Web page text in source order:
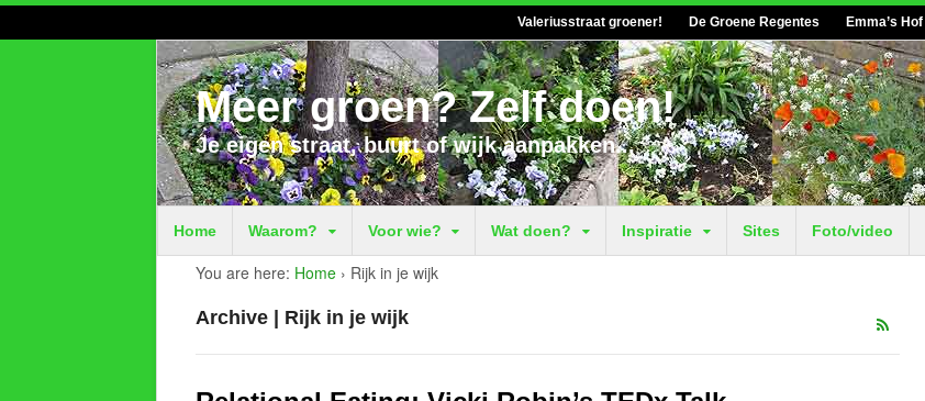
Valeriusstraat groener! De Groene Regentes Emma’s Hof
Meer groen? Zelf doen!
Je eigen straat, buurt of wijk aanpakken...
Home Waarom? Voor wie? Wat doen? Inspiratie Sites Foto/video
You are here: Home › Rijk in je wijk
Archive | Rijk in je wijk